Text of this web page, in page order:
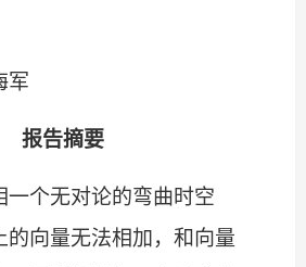
军
报告摘要
一个无对论的弯曲时空
的向量无法相加，和向量